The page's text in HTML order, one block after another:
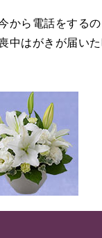
から電話をするの
中はがきが届い